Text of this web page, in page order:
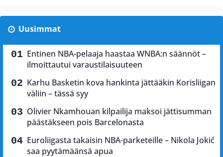
Uusimmat
Entinen NBA-pelaaja haastaa WNBA:n säännöt –
ilmoittautui varaustilaisuuteen
Karhu Basketin kova hankinta jättääkin Korisliigan
väliin – tässä syy
Olivier Nkamhouan kilpailija maksoi jättisumman
päästäkseen pois Barcelonasta
Euroliigasta takaisin NBA-parketeille – Nikola Jokić
saa pyytämäänsä apua